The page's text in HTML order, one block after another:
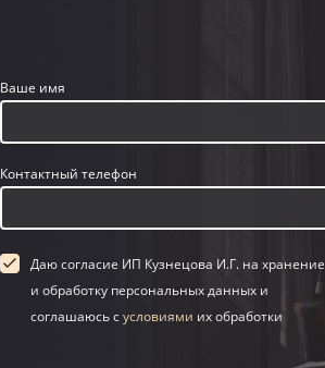
Ваше имя
Контактный телефон
Даю согласие ИП Кузнецова И.Г. на хранение
и обработку персональных данных и
соглашаюсь сусловиями их обработки